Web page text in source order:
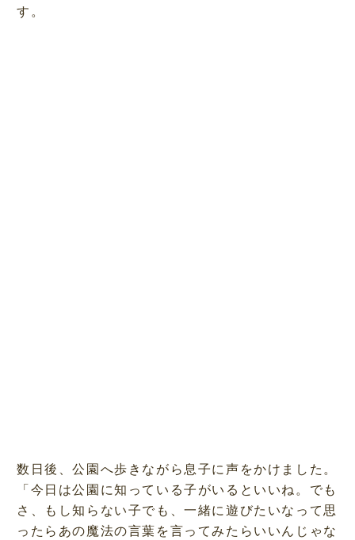
す。
数日後、公園へ歩きながら息子に声をかけました。
「今日は公園に知っている子がいるといいね。でも
さ、もし知らない子でも、一緒に遊びたいなって思
ったらあの魔法の言葉を言ってみたらいいんじゃな